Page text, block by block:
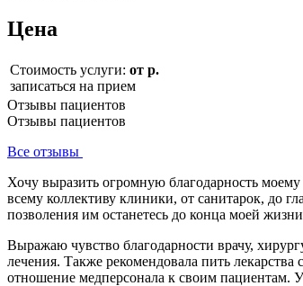
Цена
Стоимость услуги: от р.
записаться на прием
Отзывы пациентов
Отзывы пациентов
Все отзывы
Хочу выразить огромную благодарность
всему коллективу клиники, от санитарок, до
позволения им останетесь до конца моей
Выражаю чувство благодарности врачу,
лечения. Также рекомендовала пить
отношение медперсонала к своим пациентам.